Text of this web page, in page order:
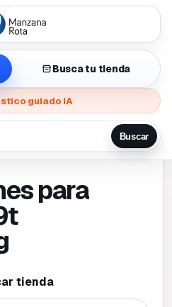
Busca tu tienda
guiado IA
Buscar
para
tienda